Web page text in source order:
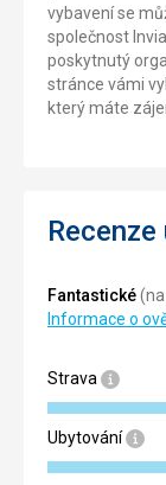
vybavení se
společnost
poskytnutý
stránce vámi
který máte
Fantastické
Informace o
Strava
Ubytování